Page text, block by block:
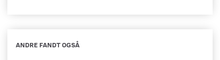
ANDRE FANDT OGSÅ